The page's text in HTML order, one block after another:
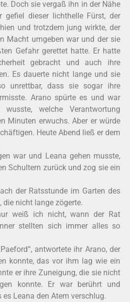
Doch sie vergaß ihn in der Nähe
gefiel dieser lichthelle Fürst, der
und trotzdem jung wirkte, der
Macht umgeben war und der sie
Gefahr gerettet hatte. Er hatte
gebracht und auch ihre
Es dauerte nicht lange und sie
unrettbar, dass sie sogar ihre
Arano spürte es und war
welche Verantwortung
Minuten erwuchs. Aber er würde
Heute Abend ließ er dem
war und Leana gehen musste,
Schultern zurück und zog sie ein
der Ratsstunde im Garten des
die nicht lange zögerte.
weiß ich nicht, wann der Rat
stellten sich immer alles so
antwortete ihr Arano, der
konnte, das vor ihm lag wie ein
er ihre Zuneigung, die sie nicht
konnte. Er war berührt und
Leana den Atem verschlug.